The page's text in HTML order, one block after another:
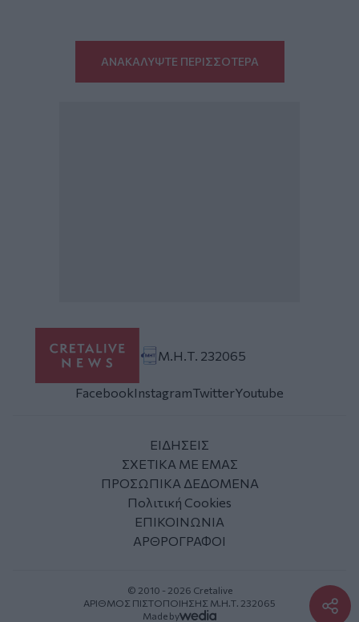
ΑΝΑΚΑΛΥΨΤΕ ΠΕΡΙΣΣΟΤΕΡΑ
Μ.Η.Τ. 232065
FacebookInstagramTwitterYoutube
ΕΙΔΗΣΕΙΣ
ΣΧΕΤΙΚΑ ΜΕ ΕΜΑΣ
ΠΡΟΣΩΠΙΚΑ ΔΕΔΟΜΕΝΑ
Πολιτική Cookies
ΕΠΙΚΟΙΝΩΝΙΑ
ΑΡΘΡΟΓΡΑΦΟΙ
© 2010 - 2026 Cretalive
ΑΡΙΘΜΟΣ ΠΙΣΤΟΠΟΙΗΣΗΣ Μ.Η.Τ. 232065
Made by